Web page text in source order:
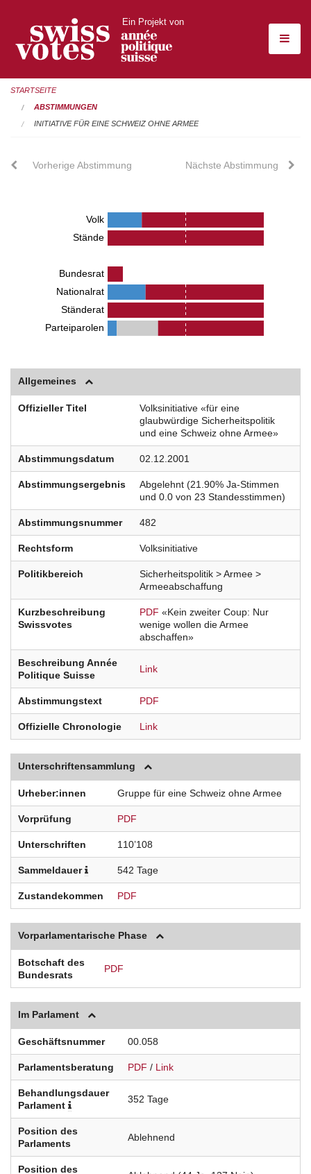
Ein Projekt von
STARTSEITE
ABSTIMMUNGEN
INITIATIVE FÜR EINE SCHWEIZ OHNE ARMEE
Vorherige Abstimmung Nächste Abstimmung
Volk
Stände
Bundesrat
Nationalrat
Ständerat
Parteiparolen
Allgemeines
Offizieller Titel
Volksinitiative «für eine
glaubwürdige Sicherheitspolitik
und eine Schweiz ohne Armee»
Abstimmungsdatum 02.12.2001
Abstimmungsergebnis
Abgelehnt (21.90% Ja-Stimmen
und 0.0 von 23 Standesstimmen)
Abstimmungsnummer 482
Rechtsform Volksinitiative
Politikbereich
Sicherheitspolitik > Armee >
Armeeabschaffung
Kurzbeschreibung
Swissvotes
PDF «Kein zweiter Coup: Nur
wenige wollen die Armee
abschaffen»
Beschreibung Année
Politique Suisse
Link
Abstimmungstext PDF
Offizielle Chronologie Link
Unterschriftensammlung
Urheber:innen Gruppe für eine Schweiz ohne Armee
Vorprüfung PDF
Unterschriften 110’108
Sammeldauer 542 Tage
Zustandekommen PDF
Vorparlamentarische Phase
Botschaft des
Bundesrats
PDF
Im Parlament
Geschäftsnummer 00.058
Parlamentsberatung PDF / Link
Behandlungsdauer
Parlament
352 Tage
Position des
Parlaments
Ablehnend
Position des